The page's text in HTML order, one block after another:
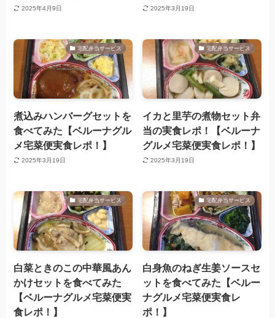
2025年4月9日 2025年3月19日
宅配弁当サービス
煮込みハンバーグセットを
食べてみた【ベルーナグル
メ宅菜便実食レポ！】
2025年3月19日
宅配弁当サービス
イカと里芋の煮物セット弁
当の実食レポ！【ベルーナ
グルメ宅菜便実食レポ！】
2025年3月19日
宅配弁当サービス
白菜ときのこの中華風あん
かけセットを食べてみた
【ベルーナグルメ宅菜便実
食レポ！】
宅配弁当サービス
白身魚のねぎ生姜ソースセ
ットを食べてみた【ベルー
ナグルメ宅菜便実食レ
ポ！】